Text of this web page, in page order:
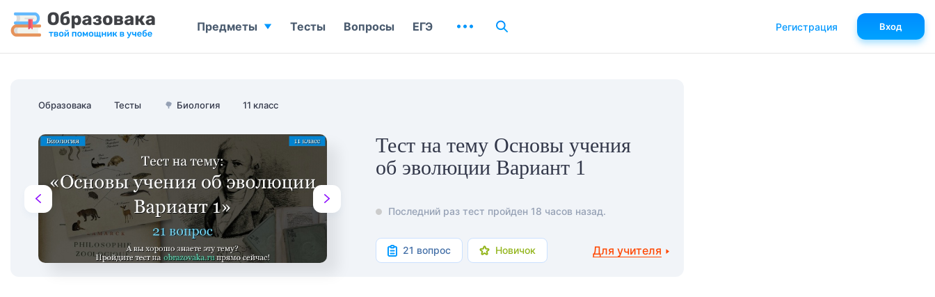
Образовака Тесты 🌳 Биология 11 класс
Тест на тему Основы учения
об эволюции Вариант 1
Последний раз тест пройден 18 часов назад.
21 вопрос Новичок Для учителя
Предметы Тесты Вопросы ЕГЭ Регистрация Вход